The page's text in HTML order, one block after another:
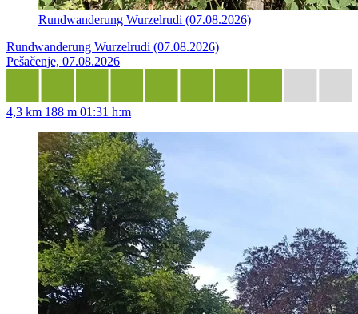
Rundwanderung Wurzelrudi (07.08.2026)
Rundwanderung Wurzelrudi (07.08.2026)
Pešačenje, 07.08.2026
4,3 km 188 m 01:31 h:m